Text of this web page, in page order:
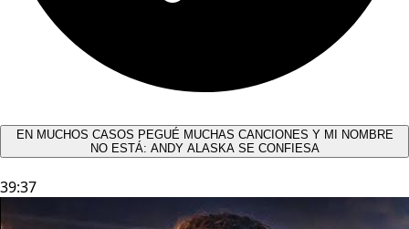
EN MUCHOS CASOS PEGUÉ MUCHAS CANCIONES Y MI NOMBRE
NO ESTÁ: ANDY ALASKA SE CONFIESA​
39:37